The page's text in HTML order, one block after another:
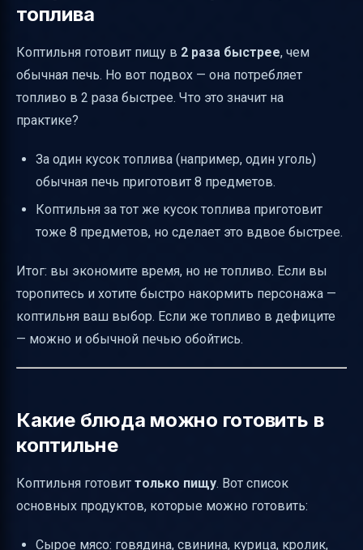
топлива
Коптильня готовит пищу в 2 раза быстрее, чем
обычная печь. Но вот подвох — она потребляет
топливо в 2 раза быстрее. Что это значит на
практике?
За один кусок топлива (например, один уголь)
обычная печь приготовит 8 предметов.
Коптильня за тот же кусок топлива приготовит
тоже 8 предметов, но сделает это вдвое быстрее.
Итог: вы экономите время, но не топливо. Если вы
торопитесь и хотите быстро накормить персонажа —
коптильня ваш выбор. Если же топливо в дефиците
— можно и обычной печью обойтись.
Какие блюда можно готовить в
коптильне
Коптильня готовит только пищу. Вот список
основных продуктов, которые можно готовить:
Сырое мясо: говядина, свинина, курица, кролик,